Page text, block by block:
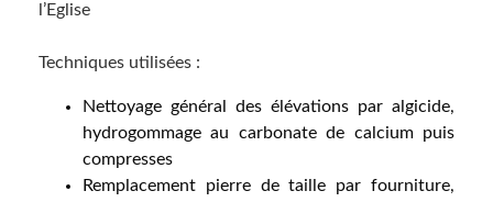
l’Eglise
Techniques utilisées :
Nettoyage général des élévations par algicide,
hydrogommage au carbonate de calcium puis
compresses
Remplacement pierre de taille par fourniture,